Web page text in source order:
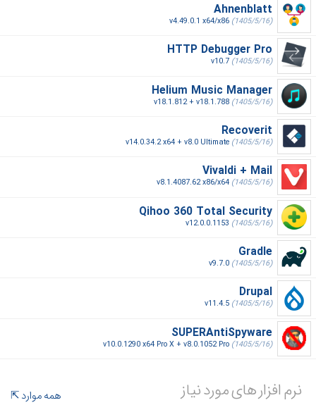
Ahnenblatt
v4.49.0.1 x64/x86 (1405/5/16)
HTTP Debugger Pro
v10.7 (1405/5/16)
Helium Music Manager
v18.1.812 + v18.1.788 (1405/5/16)
Recoverit
v14.0.34.2 x64 + v8.0 Ultimate (1405/5/16)
Vivaldi + Mail
v8.1.4087.62 x86/x64 (1405/5/16)
Qihoo 360 Total Security
v12.0.0.1153 (1405/5/16)
Gradle
v9.7.0 (1405/5/16)
Drupal
v11.4.5 (1405/5/16)
SUPERAntiSpyware
v10.0.1290 x64 Pro X + v8.0.1052 Pro (1405/5/16)
نرم افزار های مورد نیاز
همه موارد